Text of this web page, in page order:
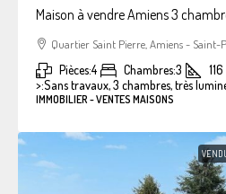
Maison à vendre Amiens 3
Quartier Saint Pierre, Amiens - Saint-
Pièces:4 Chambres:3 116
>:Sans travaux, 3 chambres, très
IMMOBILIER - VENTES MAISONS